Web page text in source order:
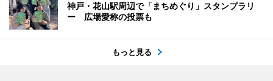
神戸・花山駅周辺で「まちめぐり」スタンプラリ
ー 広場愛称の投票も
もっと見る